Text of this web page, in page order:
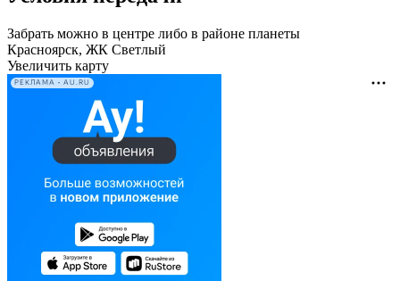
Забрать можно в центре либо в районе планеты
Красноярск, ЖК Светлый
Увеличить карту
РЕКЛАМА • AU.RU